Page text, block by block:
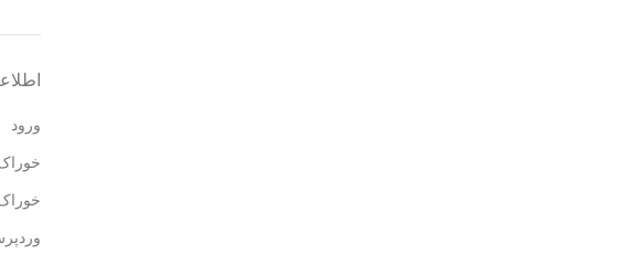
ورود
خوراک